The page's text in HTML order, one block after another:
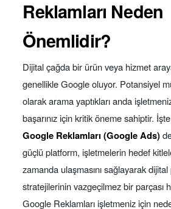
Reklamları Neden
Önemlidir?
Dijital çağda bir ürün veya hizmet
genellikle Google oluyor. Potansiyel
olarak arama yaptıkları anda
başarınız için kritik öneme sahiptir.
Google Reklamları (Google Ads)
güçlü platform, işletmelerin hedef
zamanda ulaşmasını sağlayarak
stratejilerinin vazgeçilmez bir parçası
Google Reklamları işletmeniz için